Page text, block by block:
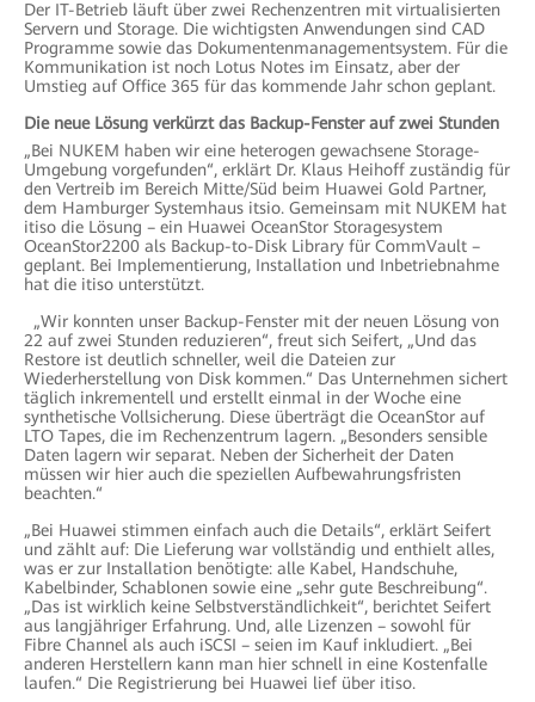
Der IT-Betrieb läuft über zwei Rechenzentren mit virtualisierten
Servern und Storage. Die wichtigsten Anwendungen sind CAD
Programme sowie das Dokumentenmanagementsystem. Für die
Kommunikation ist noch Lotus Notes im Einsatz, aber der
Umstieg auf Office 365 für das kommende Jahr schon geplant.
Die neue Lösung verkürzt das Backup-Fenster auf zwei Stunden
„Bei NUKEM haben wir eine heterogen gewachsene Storage-
Umgebung vorgefunden“, erklärt Dr. Klaus Heihoff zuständig für
den Vertreib im Bereich Mitte/Süd beim Huawei Gold Partner,
dem Hamburger Systemhaus itsio. Gemeinsam mit NUKEM hat
itiso die Lösung – ein Huawei OceanStor Storagesystem
OceanStor2200 als Backup-to-Disk Library für CommVault –
geplant. Bei Implementierung, Installation und Inbetriebnahme
hat die itiso unterstützt.
„Wir konnten unser Backup-Fenster mit der neuen Lösung von
22 auf zwei Stunden reduzieren“, freut sich Seifert, „Und das
Restore ist deutlich schneller, weil die Dateien zur
Wiederherstellung von Disk kommen.“ Das Unternehmen sichert
täglich inkrementell und erstellt einmal in der Woche eine
synthetische Vollsicherung. Diese überträgt die OceanStor auf
LTO Tapes, die im Rechenzentrum lagern. „Besonders sensible
Daten lagern wir separat. Neben der Sicherheit der Daten
müssen wir hier auch die speziellen Aufbewahrungsfristen
beachten.“
„Bei Huawei stimmen einfach auch die Details“, erklärt Seifert
und zählt auf: Die Lieferung war vollständig und enthielt alles,
was er zur Installation benötigte: alle Kabel, Handschuhe,
Kabelbinder, Schablonen sowie eine „sehr gute Beschreibung“.
„Das ist wirklich keine Selbstverständlichkeit“, berichtet Seifert
aus langjähriger Erfahrung. Und, alle Lizenzen – sowohl für
Fibre Channel als auch iSCSI – seien im Kauf inkludiert. „Bei
anderen Herstellern kann man hier schnell in eine Kostenfalle
laufen.“ Die Registrierung bei Huawei lief über itiso.